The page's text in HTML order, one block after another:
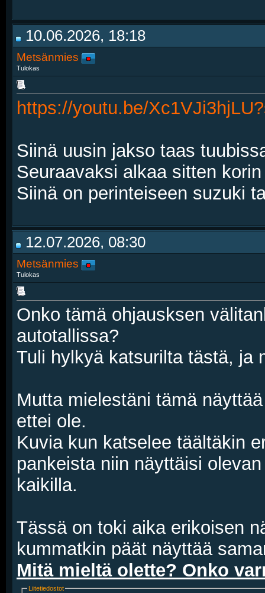
10.06.2026, 18:18
Metsänmies
Tulokas
https://youtu.be/
Siinä uusin jakso taas
Seuraavaksi alkaa sitten
Siinä on perinteiseen suzuki
12.07.2026, 08:30
Metsänmies
Tulokas
Onko tämä ohjausksen
autotallissa?
Tuli hylkyä katsurilta tästä, ja
Mutta mielestäni tämä
ettei ole.
Kuvia kun katselee täältäkin
pankeista niin näyttäisi
kaikilla.
Tässä on toki aika erikoisen
kummatkin päät näyttää
Mitä mieltä olette? Onko
Liitetiedostot